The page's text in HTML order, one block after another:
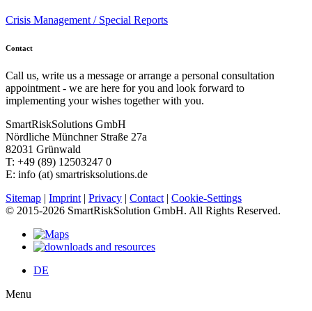
Crisis Management / Special Reports
Contact
Call us, write us a message or arrange a personal consultation
appointment - we are here for you and look forward to
implementing your wishes together with you.
SmartRiskSolutions GmbH
Nördliche Münchner Straße 27a
82031 Grünwald
T: +49 (89) 12503247 0
E: info (at) smartrisksolutions.de
Sitemap | Imprint | Privacy | Contact | Cookie-Settings
© 2015-2026 SmartRiskSolution GmbH. All Rights Reserved.
DE
Menu